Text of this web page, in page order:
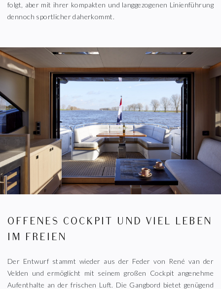
folgt, aber mit ihrer kompakten und langgezogenen Linienführung
dennoch sportlicher daherkommt.
OFFENES COCKPIT UND VIEL LEBEN
IM FREIEN
Der Entwurf stammt wieder aus der Feder von René van der
Velden und ermöglicht mit seinem großen Cockpit angenehme
Aufenthalte an der frischen Luft. Die Gangbord bietet genügend